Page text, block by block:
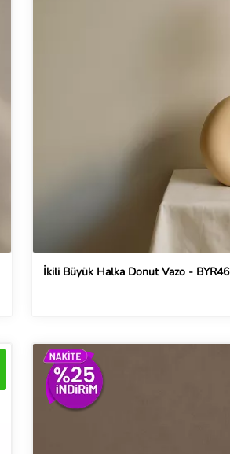
İkili Büyük Halka Donut Vazo - BYR46